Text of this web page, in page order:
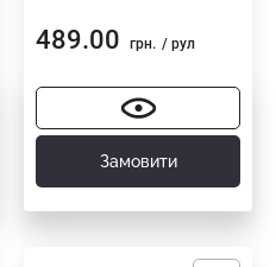
489.00 грн. / рул
Замовити